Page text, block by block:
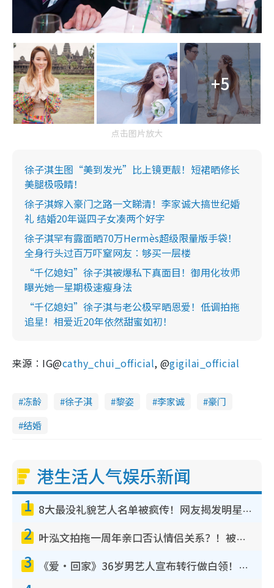
+5
点击图片放大
徐子淇生图“美到发光”比上镜更靓！短裙晒修长
美腿极吸睛！
徐子淇嫁入豪门之路一文睇清！李家诚大搞世纪婚
礼 结婚20年诞四子女凑两个好字
徐子淇罕有露面晒70万Hermès超级限量版手袋！
全身行头过百万吓窒网友︰够买一层楼
“千亿媳妇”徐子淇被爆私下真面目！御用化妆师
曝光她一星期极速瘦身法
“千亿媳妇”徐子淇与老公极罕晒恩爱！低调拍拖
追星！相爱近20年依然甜蜜如初！
来源︰IG@cathy_chui_official, @gigilai_official
冻龄 徐子淇 黎姿 李家诚
豪门
结婚
港生活人气娱乐新闻
1 8大最没礼貌艺人名单被疯传！网友揭发明星真面目，一致数落这一位是无品天花板？
2 叶泓文拍拖一周年亲口否认情侣关系？！被质疑感情造假竟称GM“普通同事”
3 《爱·回家》36岁男艺人宣布转行做白领！卸下艺人身份回归素人平淡生活